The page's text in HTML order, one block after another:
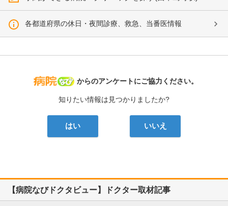
各都道府県の休日・夜間診療、救急、当番医情報
病院なび
からのアンケートにご協力ください。
知りたい情報は見つかりましたか?
はい いいえ
【病院なびドクタビュー】ドクター取材記事